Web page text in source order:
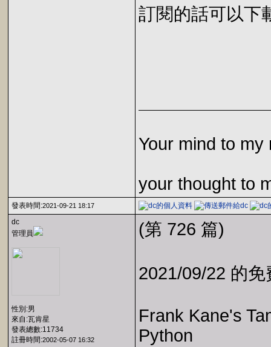
訂閱的話可以下
Your mind to my
your thought to
發表時間:2021-09-21 18:17
dc
管理員
性別:男
來自:瓦肯星
發表總數:11734
註冊時間:2002-05-07 16:32
(第 726 篇)
2021/09/22 的
Frank Kane's
Python